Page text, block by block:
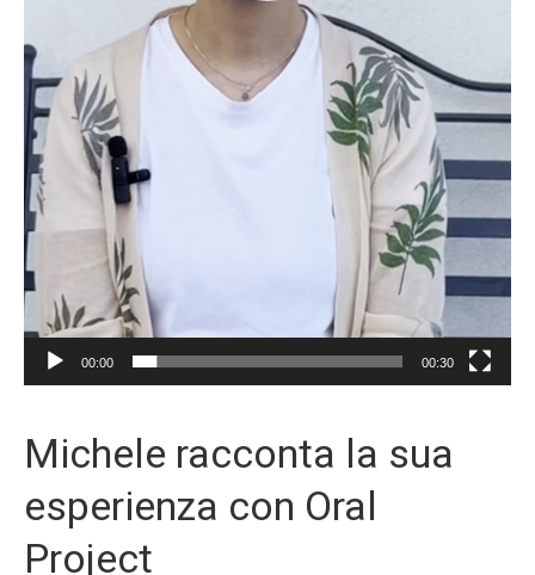
00:00 00:30
Michele racconta la sua
esperienza con Oral
Project